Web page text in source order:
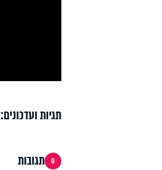
תגיות ועדכונים:
0 תגובות